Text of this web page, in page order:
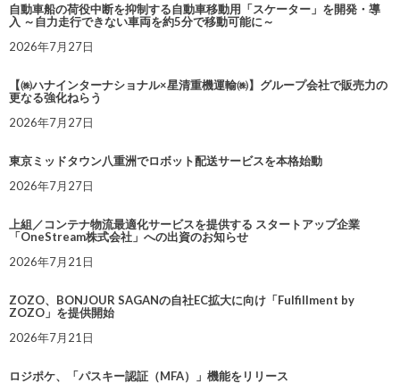
自動車船の荷役中断を抑制する自動車移動用「スケーター」を開発・導
入 ～自力走行できない車両を約5分で移動可能に～
2026年7月27日
【㈱ハナインターナショナル×星清重機運輸㈱】グループ会社で販売力の
更なる強化ねらう
2026年7月27日
東京ミッドタウン八重洲でロボット配送サービスを本格始動
2026年7月27日
上組／コンテナ物流最適化サービスを提供する スタートアップ企業
「OneStream株式会社」への出資のお知らせ
2026年7月21日
ZOZO、BONJOUR SAGANの自社EC拡大に向け「Fulfillment by
ZOZO」を提供開始
2026年7月21日
ロジポケ、「パスキー認証（MFA）」機能をリリース